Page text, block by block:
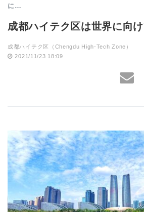
に…
成都ハイテク区は世界に向
成都ハイテク区（Chengdu High-Tech Zone）
2021/11/23 18:09